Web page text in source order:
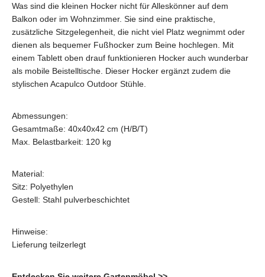
Was sind die kleinen Hocker nicht für Alleskönner auf dem
Balkon oder im Wohnzimmer. Sie sind eine praktische,
zusätzliche Sitzgelegenheit, die nicht viel Platz wegnimmt oder
dienen als bequemer Fußhocker zum Beine hochlegen. Mit
einem Tablett oben drauf funktionieren Hocker auch wunderbar
als mobile Beistelltische. Dieser Hocker ergänzt zudem die
stylischen Acapulco Outdoor Stühle.
Abmessungen:
Gesamtmaße: 40x40x42 cm (H/B/T)
Max. Belastbarkeit: 120 kg
Material:
Sitz: Polyethylen
Gestell: Stahl pulverbeschichtet
Hinweise:
Lieferung teilzerlegt